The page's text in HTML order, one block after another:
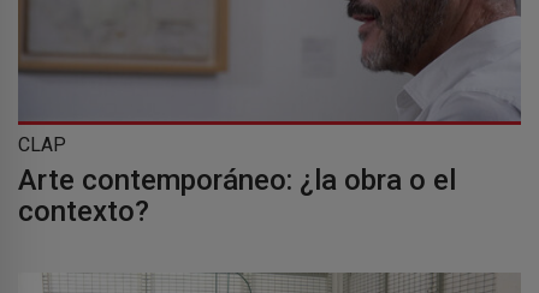
CLAP
Arte contemporáneo: ¿la obra o el
contexto?